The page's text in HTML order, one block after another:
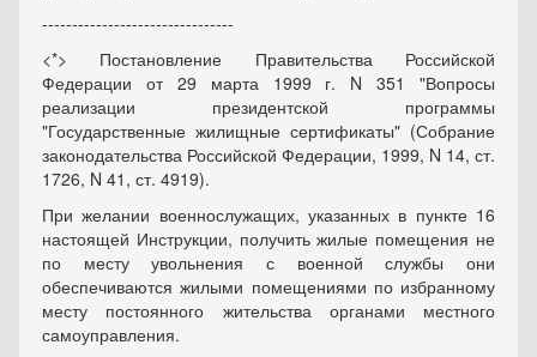
--------------------------------
<*> Постановление Правительства Российской
Федерации от 29 марта 1999 г. N 351 "Вопросы
реализации президентской программы
"Государственные жилищные сертификаты" (Собрание
законодательства Российской Федерации, 1999, N 14, ст.
1726, N 41, ст. 4919).
При желании военнослужащих, указанных в пункте 16
настоящей Инструкции, получить жилые помещения не
по месту увольнения с военной службы они
обеспечиваются жилыми помещениями по избранному
месту постоянного жительства органами местного
самоуправления.